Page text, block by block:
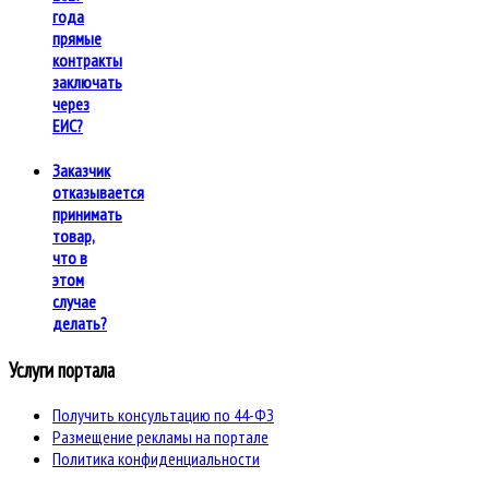
года
прямые
контракты
заключать
через
ЕИС?
Заказчик
отказывается
принимать
товар,
что в
этом
случае
делать?
Услуги портала
Получить консультацию по 44-ФЗ
Размещение рекламы на портале
Политика конфиденциальности